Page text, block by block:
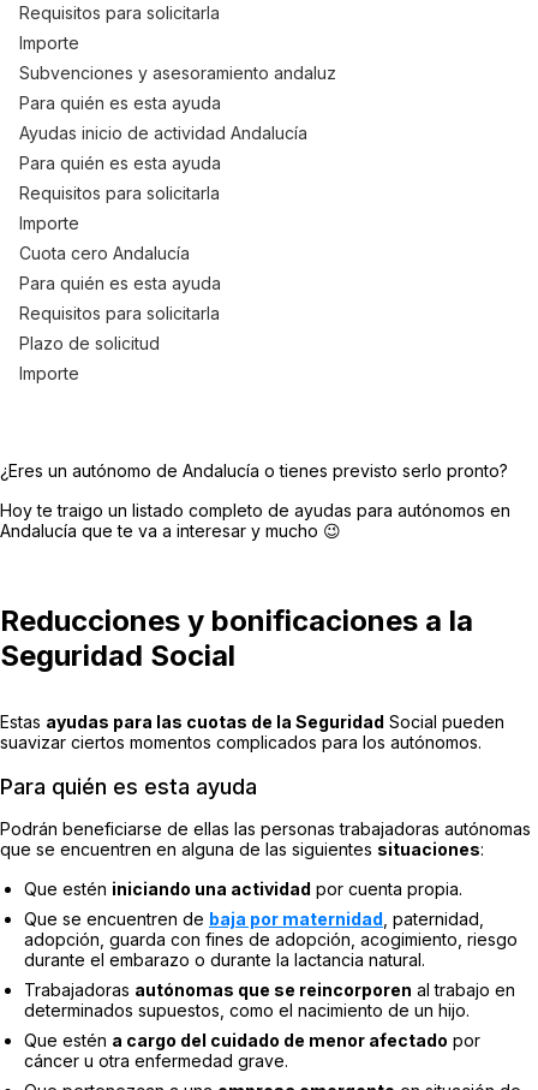
Requisitos para solicitarla
Importe
Subvenciones y asesoramiento andaluz
Para quién es esta ayuda
Ayudas inicio de actividad Andalucía
Para quién es esta ayuda
Requisitos para solicitarla
Importe
Cuota cero Andalucía
Para quién es esta ayuda
Requisitos para solicitarla
Plazo de solicitud
Importe
¿Eres un autónomo de Andalucía o tienes previsto serlo pronto?
Hoy te traigo un listado completo de ayudas para autónomos en
Andalucía que te va a interesar y mucho 😉
Reducciones y bonificaciones a la
Seguridad Social
Estas ayudas para las cuotas de la Seguridad Social pueden
suavizar ciertos momentos complicados para los autónomos.
Para quién es esta ayuda
Podrán beneficiarse de ellas las personas trabajadoras autónomas
que se encuentren en alguna de las siguientes situaciones:
Que estén iniciando una actividad por cuenta propia.
Que se encuentren de baja por maternidad , paternidad,
adopción, guarda con fines de adopción, acogimiento, riesgo
durante el embarazo o durante la lactancia natural.
Trabajadoras autónomas que se reincorporen al trabajo en
determinados supuestos, como el nacimiento de un hijo.
Que estén a cargo del cuidado de menor afectado por
cáncer u otra enfermedad grave.